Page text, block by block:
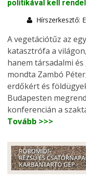
politikával kell
Hírszerkesztő:
A vegetációtűz az
katasztrófa a
hanem társadalmi
mondta Zambó
erdőkért és
Budapesten
konferencián a
Tovább >>>